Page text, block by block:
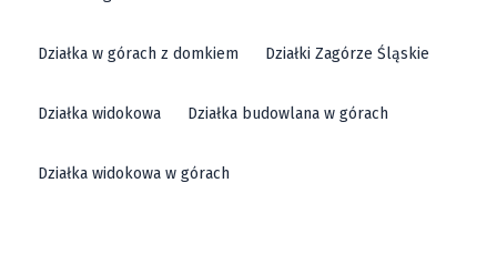
Działka w górach z domkiem Działki Zagórze Śląskie
Działka widokowa Działka budowlana w górach
Działka widokowa w górach